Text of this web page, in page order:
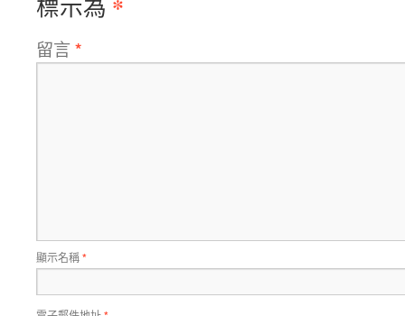
標示為
留言 *
顯示名稱*